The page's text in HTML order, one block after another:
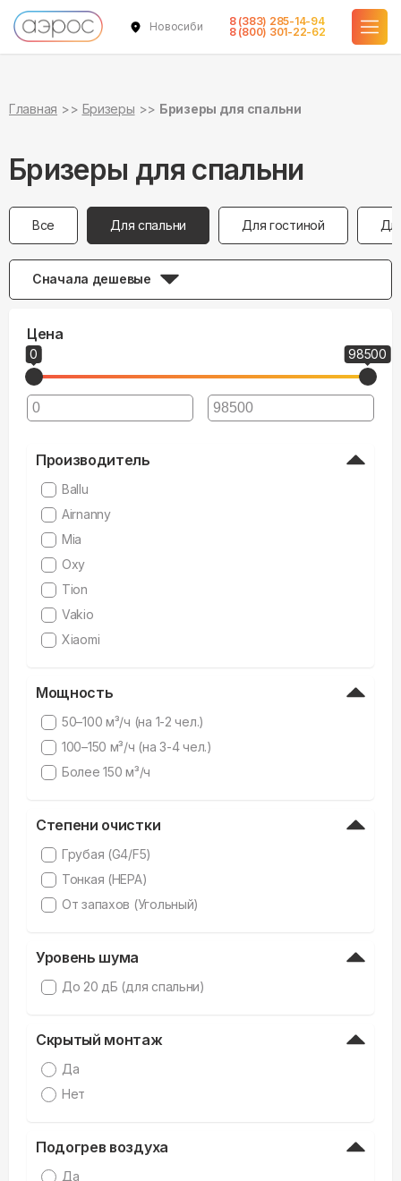
Новосибирск
8 (383) 285-14-94
8 (800) 301-22-62
Главная Бризеры Бризеры для спальни
Бризеры для спальни
Все Для спальни Для гостиной
Сначала дешевые
Цена
0 98500
Производитель
Ballu
Airnanny
Mia
Oxy
Tion
Vakio
Xiaomi
Мощность
50–100 м³/ч (на 1-2 чел.)
100–150 м³/ч (на 3-4 чел.)
Более 150 м³/ч
Степени очистки
Грубая (G4/F5)
Тонкая (HEPA)
От запахов (Угольный)
Уровень шума
До 20 дБ (для спальни)
Скрытый монтаж
Да
Нет
Подогрев воздуха
Да